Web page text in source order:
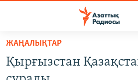
Skip
main
content
САЯСАТ
ЖАҢАЛЫҚТАР
Қырғызстан